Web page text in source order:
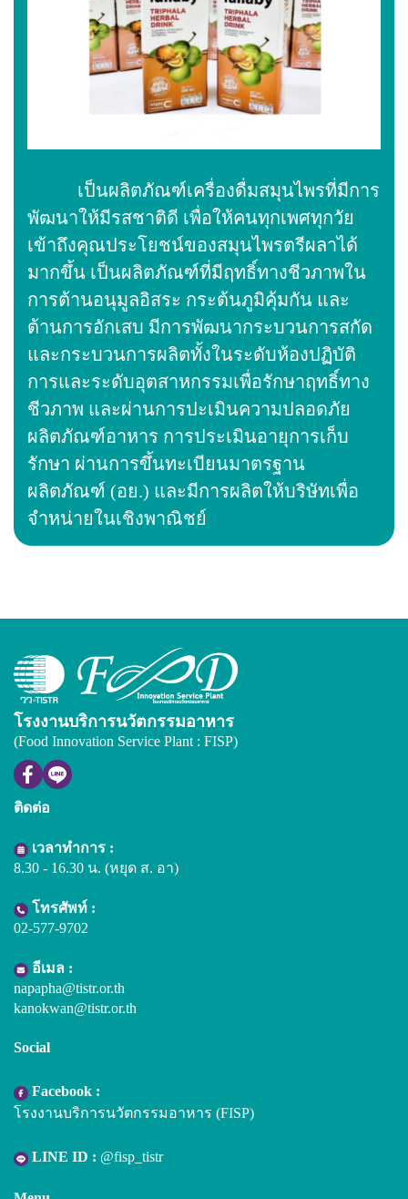
เป็นผลิตภัณฑ์เครื่องดื่มสมุนไพรที่มีการ
พัฒนาให้มีรสชาติดี เพื่อให้คนทุกเพศทุกวัย
เข้าถึงคุณประโยชน์ของสมุนไพรตรีผลาได้
มากขึ้น เป็นผลิตภัณฑ์ที่มีฤทธิ์ทางชีวภาพใน
การต้านอนุมูลอิสระ กระต้นภูมิคุ้มกัน และ
ต้านการอักเสบ มีการพัฒนากระบวนการสกัด
และกระบวนการผลิตทั้งในระดับห้องปฏิบัติ
การและระดับอุตสาหกรรมเพื่อรักษาฤทธิ์ทาง
ชีวภาพ และผ่านการปะเมินความปลอดภัย
ผลิตภัณฑ์อาหาร การประเมินอายุการเก็บ
รักษา ผ่านการขึ้นทะเบียนมาตรฐาน
ผลิตภัณฑ์ (อย.) และมีการผลิตให้บริษัทเพื่อ
จำหน่ายในเชิงพาณิชย์
โรงงานบริการนวัตกรรมอาหาร
(Food Innovation Service Plant : FISP)
ติดต่อ
เวลาทำการ :
8.30 - 16.30 น. (หยุด ส. อา)
โทรศัพท์ :
02-577-9702
อีเมล :
napapha@tistr.or.th
kanokwan@tistr.or.th
Social
Facebook :
โรงงานบริการนวัตกรรมอาหาร (FISP)
LINE ID : @fisp_tistr